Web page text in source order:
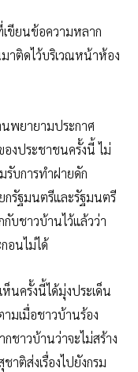
ขียนข้อความหลาก
าติดไว้บริเวณหน้าห้อง
นพยายามประกาศ
องประชาชนครั้งนี้ ไม่
รับการทำฝายดัก
รัฐมนตรีและรัฐมนตรี
กับชาวบ้านไว้แล้วว่า
อนไม่ได้
นครั้งนี้ได้มุ่งประเด็น
ามเมื่อชาวบ้านร้อง
ชาวบ้านว่าจะไม่สร้าง
าติส่งเรื่องไปยังกรม